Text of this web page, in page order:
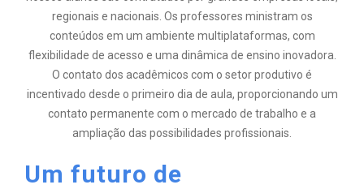
regionais e nacionais. Os professores ministram os
conteúdos em um ambiente multiplataformas, com
flexibilidade de acesso e uma dinâmica de ensino inovadora.
O contato dos acadêmicos com o setor produtivo é
incentivado desde o primeiro dia de aula, proporcionando um
contato permanente com o mercado de trabalho e a
ampliação das possibilidades profissionais.
Um futuro de